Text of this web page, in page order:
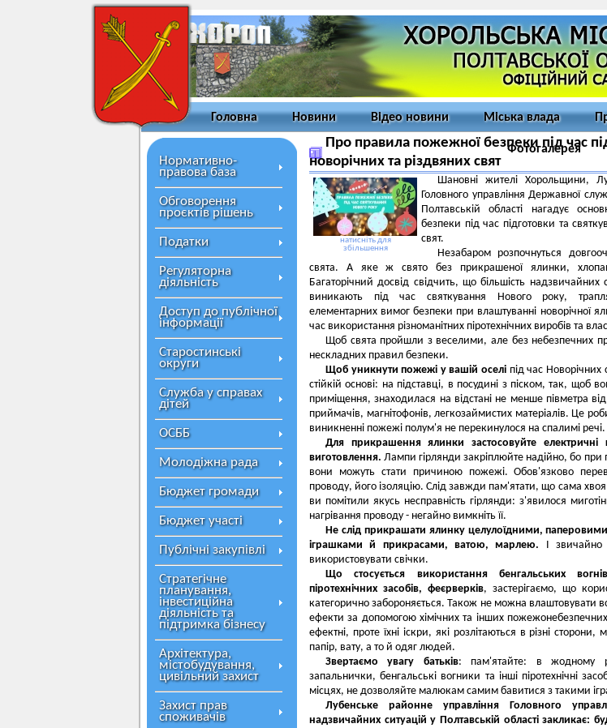
Головна Новини Відео новини Міська влада
Фотогалерея
Нормативно-
правова база
Обговорення
проєктів рішень
Податки
Регуляторна
діяльність
Доступ до публічної
інформації
Старостинські
округи
Служба у справах
дітей
ОСББ
Молодіжна рада
Бюджет громади
Бюджет участі
Публічні закупівлі
Стратегічне
планування,
інвестиційна
діяльність та
підтримка бізнесу
Архітектура,
містобудування,
цивільний захист
Захист прав
споживачів
Про правила пожежної безпеки під час
новорічних та різдвяних свят
натисніть для
збільшення
Шановні жителі Хорольщини,
Головного управління Державної
Полтавській області нагадує
безпеки під час підготовки та
свят.
Незабаром розпочнуться
свята. А яке ж свято без прикрашеної ялинки,
Багаторічний досвід свідчить, що більшість
виникають під час святкування Нового року,
елементарних вимог безпеки при влаштуванні новорічної
час використання різноманітних піротехнічних виробів та
Щоб свята пройшли з веселими, але без небезпечних
нескладних правил безпеки.
Щоб уникнути пожежі у вашій оселі під час Новорічних
стійкій основі: на підставці, в посудині з піском, так,
приміщення, знаходилася на відстані не менше півметра
приймачів, магнітофонів, легкозаймистих матеріалів. Це
виникненні пожежі полум'я не перекинулося на спалимі речі.
Для прикрашення ялинки застосовуйте електричні
виготовлення. Лампи гірлянди закріплюйте надійно, бо при
вони можуть стати причиною пожежі. Обов'язково
проводу, його ізоляцію. Слід завжди пам'ятати, що сама
ви помітили якусь несправність гірлянди: з'явилося
нагрівання проводу - негайно вимкніть її.
Не слід прикрашати ялинку целулоїдними,
іграшками й прикрасами, ватою, марлею. І
використовувати свічки.
Що стосується використання бенгальських
піротехнічних засобів, феєрверків, застерігаємо, що
категорично забороняється. Також не можна влаштовувати
ефекти за допомогою хімічних та інших
ефектні, проте їхні іскри, які розлітаються в різні
папір, вату, а то й одяг людей.
Звертаємо увагу батьків: пам'ятайте: в жодному
запальнички, бенгальські вогники та інші піротехнічні
місцях, не дозволяйте малюкам самим бавитися з такими
Лубенське районне управління Головного
надзвичайних ситуацій у Полтавській області закликає: